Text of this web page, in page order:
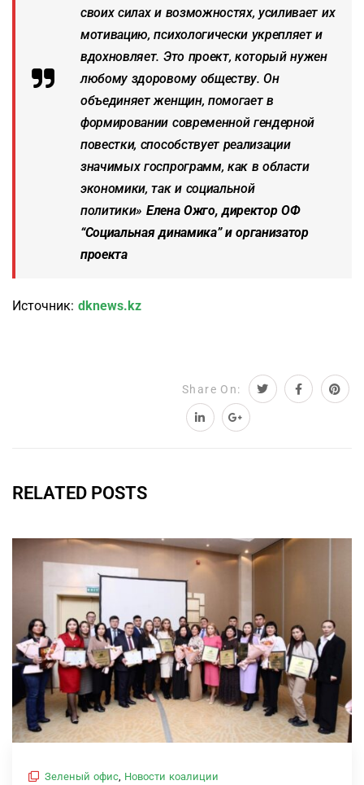
своих силах и возможностях, усиливает их
мотивацию, психологически укрепляет и
вдохновляет. Это проект, который нужен
любому здоровому обществу. Он
объединяет женщин, помогает в
формировании современной гендерной
повестки, способствует реализации
значимых госпрограмм, как в области
экономики, так и социальной
политики» Елена Ожго, директор ОФ
“Социальная динамика” и организатор
проекта
Источник: dknews.kz
Share On:
RELATED POSTS
Зеленый офис Новости коалиции